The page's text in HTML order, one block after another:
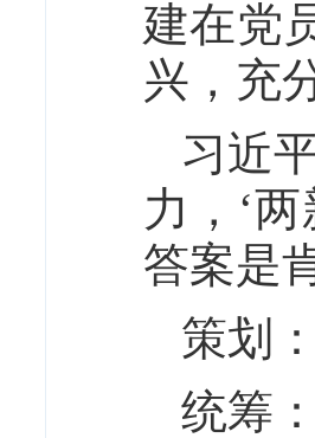
建在党
兴，充
习近
力，‘
答案是
策划
统筹